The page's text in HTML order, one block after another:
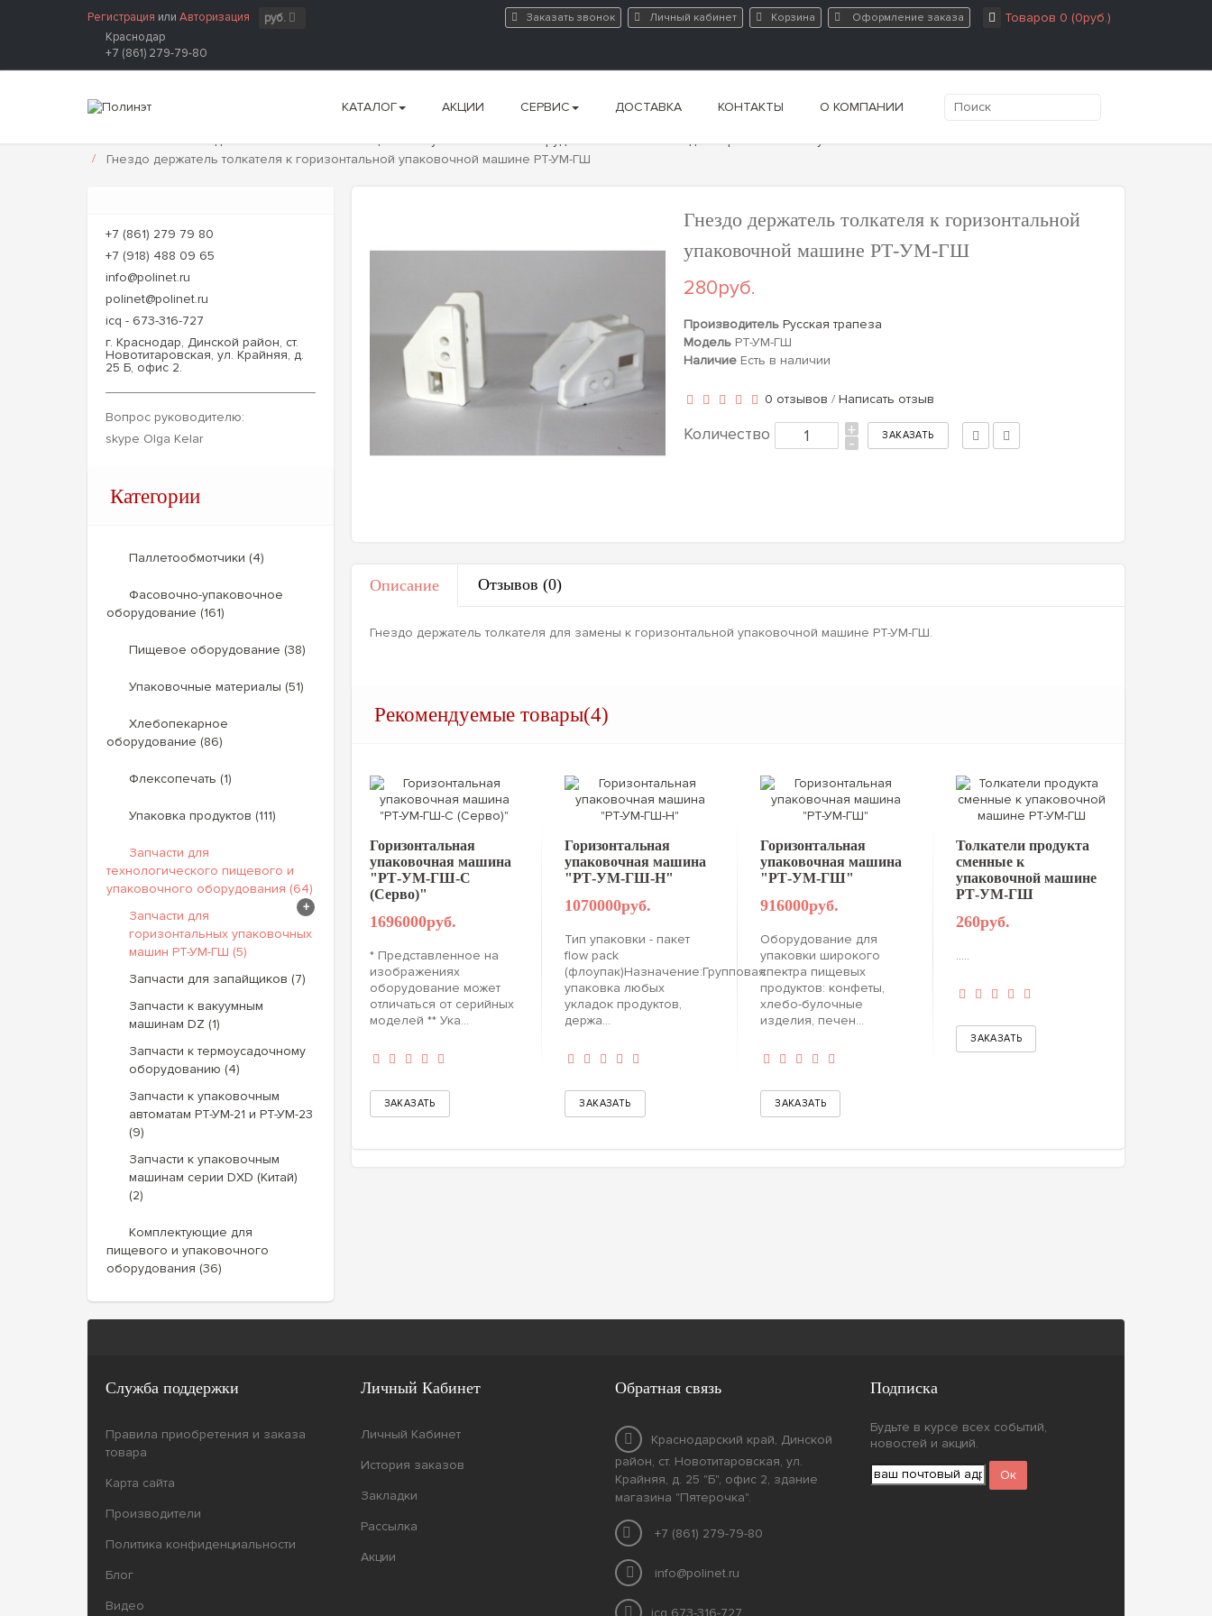
Регистрация или Авторизация
руб.
Краснодар
+7 (861) 279-79-80
Товаров 0 (0руб.)
Заказать звонок Личный кабинет Корзина Оформление заказа
КАТАЛОГ АКЦИИ СЕРВИС ДОСТАВКА КОНТАКТЫ О КОМПАНИИ
Главная Запчасти для технологического пищевого и упаковочного оборудования
Запчасти для горизонтальных упаковочных машин РТ-УМ-ГШ
Гнездо держатель толкателя к горизонтальной упаковочной машине РТ-УМ-ГШ
+7 (861) 279 79 80
+7 (918) 488 09 65
info@polinet.ru
polinet@polinet.ru
icq - 673-316-727
г. Краснодар, Динской район, ст.
Новотитаровская, ул. Крайняя, д.
25 Б, офис 2.
Вопрос руководителю:
skype Olga Kelar
Категории
Паллетообмотчики (4)
Фасовочно-упаковочное
оборудование (161)
Пищевое оборудование (38)
Упаковочные материалы (51)
Хлебопекарное
оборудование (86)
Флексопечать (1)
Упаковка продуктов (111)
Запчасти для
технологического пищевого и
упаковочного оборудования (64)
+
Запчасти для
горизонтальных упаковочных
машин РТ-УМ-ГШ (5)
Запчасти для запайщиков (7)
Запчасти к вакуумным
машинам DZ (1)
Запчасти к термоусадочному
оборудованию (4)
Запчасти к упаковочным
автоматам РТ-УМ-21 и РТ-УМ-23
(9)
Запчасти к упаковочным
машинам серии DXD (Китай)
(2)
Комплектующие для
пищевого и упаковочного
оборудования (36)
Гнездо держатель толкателя к горизонтальной
упаковочной машине РТ-УМ-ГШ
280руб.
Производитель Русская трапеза
Модель РТ-УМ-ГШ
Наличие Есть в наличии
0 отзывов /Написать отзыв
Количество +
-
Описание Отзывов (0)
Гнездо держатель толкателя для замены к горизонтальной упаковочной машине РТ-УМ-ГШ.
Рекомендуемые товары(4)
Горизонтальная
упаковочная машина
"РТ-УМ-ГШ-C
(Серво)"
1696000руб.
* Представленное на
изображениях
оборудование может
отличаться от серийных
моделей ** Ука...
Горизонтальная
упаковочная машина
"РТ-УМ-ГШ-Н"
1070000руб.
Тип упаковки - пакет
flow pack
(флоупак)Назначение:Групповая
упаковка любых
укладок продуктов,
держа...
Горизонтальная
упаковочная машина
"РТ-УМ-ГШ"
916000руб.
Оборудование для
упаковки широкого
спектра пищевых
продуктов: конфеты,
хлебо-булочные
изделия, печен...
Толкатели продукта
сменные к
упаковочной машине
РТ-УМ-ГШ
260руб.
.....
Служба поддержки
Правила приобретения и заказа
товара
Карта сайта
Производители
Политика конфиденциальности
Блог
Видео
Личный Кабинет
Личный Кабинет
История заказов
Закладки
Рассылка
Акции
Обратная связь
Краснодарский край, Динской
район, ст. Новотитаровская, ул.
Крайняя, д. 25 "Б", офис 2, здание
магазина "Пятерочка".
+7 (861) 279-79-80
info@polinet.ru
icq 673-316-727
Подписка
Будьте в курсе всех событий,
новостей и акций.